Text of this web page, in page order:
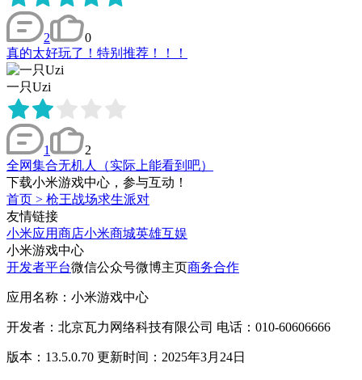
2
0
真的太好玩了！特别推荐！！！
一只Uzi
1
2
全网集合无机人（实际上能看到吧）
下载小米游戏中心，参与互动！
首页 > 枪王战场求生派对
友情链接
小米应用商店小米商城英雄互娱
小米游戏中心
开发者平台微信公众号微博主页商务合作
应用名称：小米游戏中心
开发者：北京瓦力网络科技有限公司 电话：010-60606666
版本：13.5.0.70 更新时间：2025年3月24日